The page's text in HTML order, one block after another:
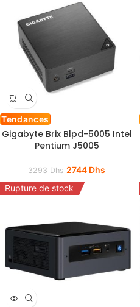
Tendances
Gigabyte Brix Blpd-5005 Intel
Pentium J5005
3293Dhs 2744 Dhs
Rupture de stock